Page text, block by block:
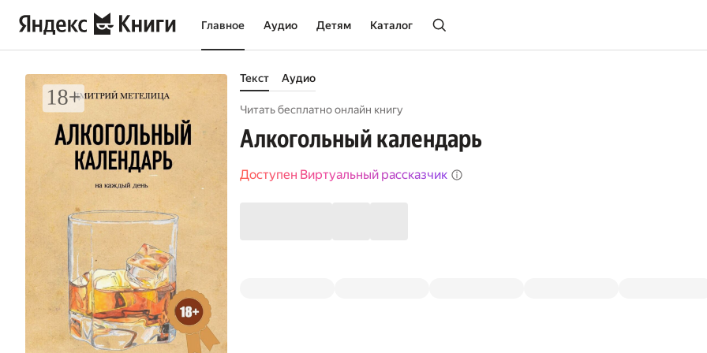
Главное Аудио Детям Каталог
Текст Аудио
Читать бесплатно онлайн книгу
Алкогольный календарь
Доступен Виртуальный рассказчик